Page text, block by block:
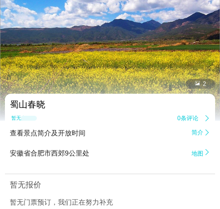
 2
蜀山春晓
暂无点评 0条评论 
查看景点简介及开放时间 简介 
安徽省合肥市西郊9公里处 地图 
暂无报价
暂无门票预订，我们正在努力补充
